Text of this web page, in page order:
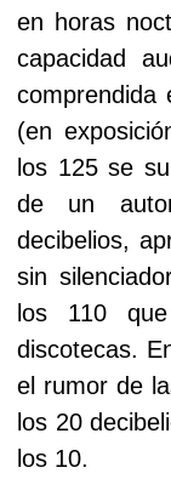
en horas
capacidad
comprendida
(en
los 125 se
de un
decibelios,
sin
los 110
discotecas.
el rumor de
los 20
los 10.